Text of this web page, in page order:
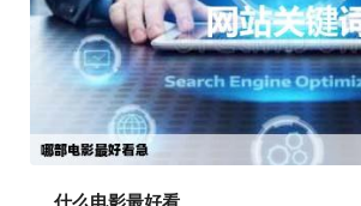
什么电影最好看